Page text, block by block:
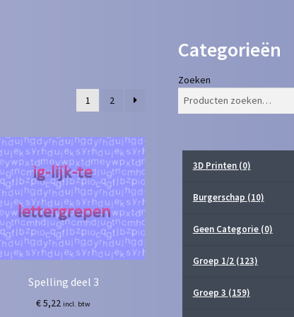
1 2
Spelling deel 3
€5,22 incl. btw
Categorieën
Zoeken
3D Printen (0)
Burgerschap (10)
Geen Categorie (0)
Groep 1/2 (123)
Groep 3 (159)